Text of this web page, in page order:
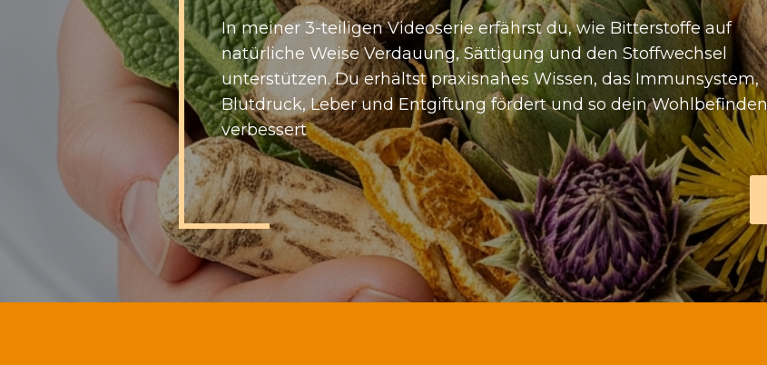
I​n meiner 3-teiligen Videoserie erfährst du, wie Bitterstoffe auf
natürliche Weise Verdauung, Sättigung und den Stoffwechsel
unterstützen. Du erhältst praxisnahes Wissen, das Immunsystem,
Blutdruck, Leber und Entgiftung fördert und so dein Wohlbefinden
verbessert